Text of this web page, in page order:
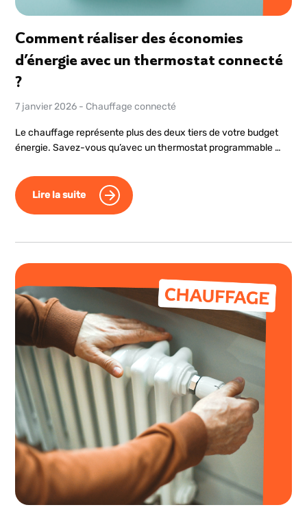
Comment réaliser des économies
d’énergie avec un thermostat connecté
?
7 janvier 2026 - Chauffage connecté
Le chauffage représente plus des deux tiers de votre budget
énergie. Savez-vous qu’avec un thermostat programmable …
Lire la suite